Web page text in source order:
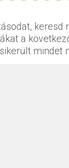
keresd
a
mindet